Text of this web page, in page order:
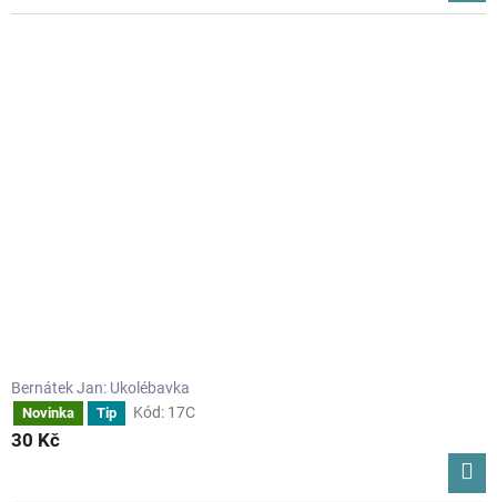
Bernátek Jan: Ukolébavka
Novinka Tip Kód: 17C
30 Kč